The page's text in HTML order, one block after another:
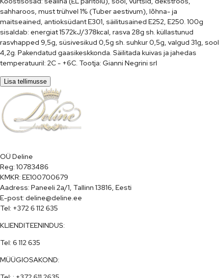
sahharoos, must trühvel 1% (Tuber aestivum), lõhna- ja
maitseained, antioksüdant E301, säilitusained E252, E250. 100g
sisaldab: energiat 1572kJ/378kcal, rasva 28g sh. küllastunud
rasvhapped 9,5g, süsivesikud 0,5g sh. suhkur 0,5g, valgud 31g, sool
4,2g. Pakendatud gaasikeskkonda. Säilitada kuivas ja jahedas
temperatuuril: 2C - +6C. Tootja: Gianni Negrini srl
Lisa tellimusse
OÜ Deline
Reg: 10783486
KMKR: EE100700679
Aadress: Paneeli 2a/1, Tallinn 13816, Eesti
E-post: deline@deline.ee
Tel: +372 6 112 635
KLIENDITEENINDUS:
Tel: 6 112 635
MÜÜGIOSAKOND: